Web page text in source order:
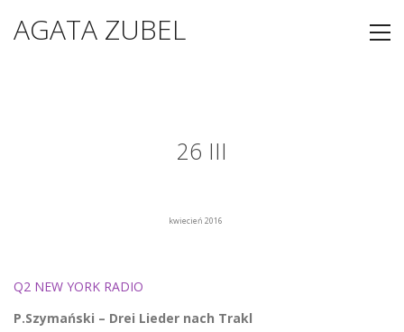
AGATA ZUBEL
26 III
kwiecień 2016
Q2 NEW YORK RADIO
P.Szymański – Drei Lieder nach Trakl